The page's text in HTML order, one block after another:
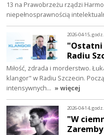
13 na Prawobrzeżu rządzi
niepełnosprawnością
2026-04-15,
"Ostatni
Radiu
Miłość, zdrada i morderstwo.
klangor" w Radiu Szczecin.
intensywnych… » więcej
2026-04-14,
"W